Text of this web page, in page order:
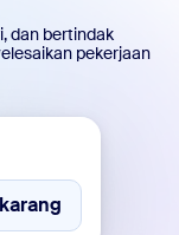
dan bertindak
pekerjaan
sekarang